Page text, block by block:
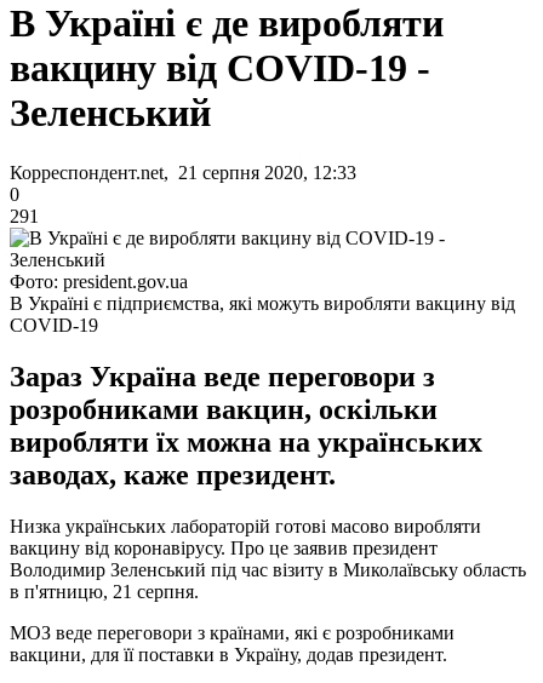
В Україні є де виробляти
вакцину від COVID-19 -
Зеленський
Корреспондент.net, 21 серпня 2020, 12:33
0
291
Фото: president.gov.ua
В Україні є підприємства, які можуть виробляти вакцину від
COVID-19
Зараз Україна веде переговори з
розробниками вакцин, оскільки
виробляти їх можна на українських
заводах, каже президент.
Низка українських лабораторій готові масово виробляти
вакцину від коронавірусу. Про це заявив президент
Володимир Зеленський під час візиту в Миколаївську область
в п'ятницю, 21 серпня.
МОЗ веде переговори з країнами, які є розробниками
вакцини, для її поставки в Україну, додав президент.